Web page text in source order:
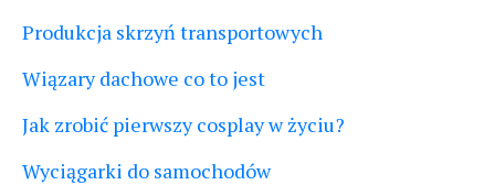
Produkcja skrzyń transportowych
Wiązary dachowe co to jest
Jak zrobić pierwszy cosplay w życiu?
Wyciągarki do samochodów